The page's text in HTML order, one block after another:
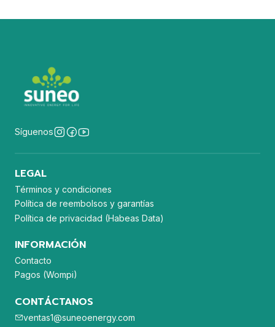
Síguenos
LEGAL
Términos y condiciones
Política de reembolsos y garantías
Política de privacidad (Habeas Data)
INFORMACIÓN
Contacto
Pagos (Wompi)
CONTÁCTANOS
ventas1@suneoenergy.com